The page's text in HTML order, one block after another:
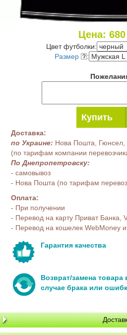
Цена: 680
Цвет футболки:
Размер
:
Купить
Доставка:
по Украине: Нова Пошта, Гюнсел,
(по тарифам компании
По Днепропетровску:
- самовывоз
- Нова Пошта (по тарифам
Оплата:
- При получении
- Перевод на карту Приват Банка,
- Перевод на кошелек WebMoney
Гарантия качества
Возврат/замена товара
случае брака или